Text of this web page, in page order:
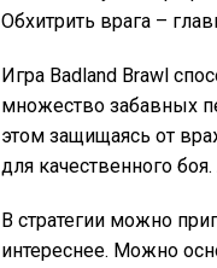
Обхитрить врага –
Игра Badland Brawl
множество забавных
этом защищаясь от
для качественного
В стратегии можно
интереснее. Можно